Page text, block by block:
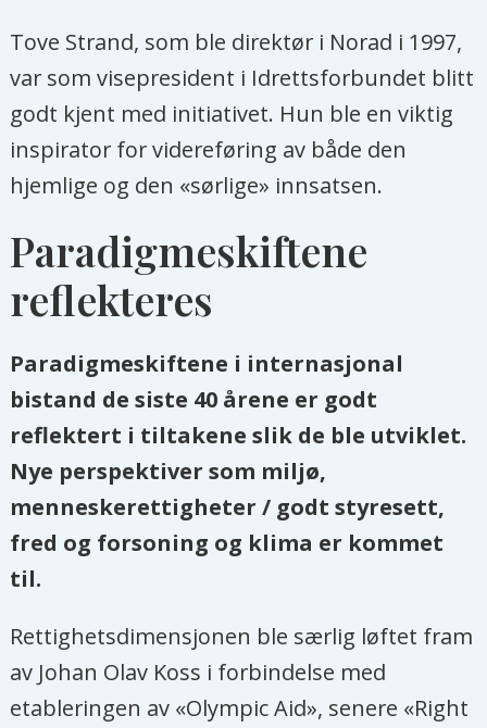
Tove Strand, som ble direktør i Norad i 1997,
var som visepresident i Idrettsforbundet blitt
godt kjent med initiativet. Hun ble en viktig
inspirator for videreføring av både den
hjemlige og den «sørlige» innsatsen.
Paradigmeskiftene
reflekteres
Paradigmeskiftene i internasjonal
bistand de siste 40 årene er godt
reflektert i tiltakene slik de ble utviklet.
Nye perspektiver som miljø,
menneskerettigheter / godt styresett,
fred og forsoning og klima er kommet
til.
Rettighetsdimensjonen ble særlig løftet fram
av Johan Olav Koss i forbindelse med
etableringen av «Olympic Aid», senere «Right